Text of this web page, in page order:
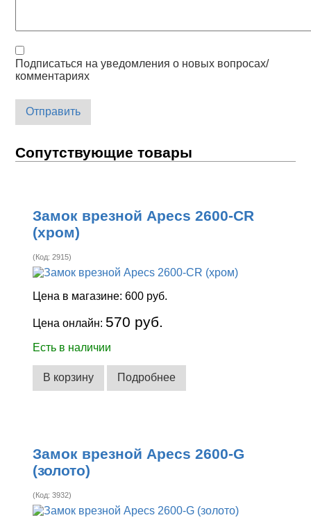
Подписаться на уведомления о новых вопросах/
комментариях
Отправить
Сопутствующие товары
Замок врезной Apecs 2600-CR
(хром)
(Код:2915)
Цена в магазине:600 руб.
Цена онлайн: 570 руб.
Есть в наличии
В корзину Подробнее
Замок врезной Apecs 2600-G
(золото)
(Код:3932)